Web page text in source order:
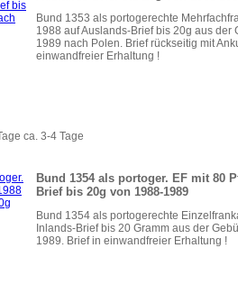
Bund 1353 als portogerechte
1988 auf Auslands-Brief bis 20g aus
1989 nach Polen. Brief rückseitig mit
einwandfreier Erhaltung !
ca. 3-4 Tage
Bund 1354 als portoger. EF mit 80
Brief bis 20g von 1988-1989
Bund 1354 als portogerechte
Inlands-Brief bis 20 Gramm aus der
1989. Brief in einwandfreier Erhaltung !